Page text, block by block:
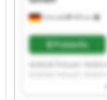
Schmölln 409 km
Preisinfo
Ambold Pressen